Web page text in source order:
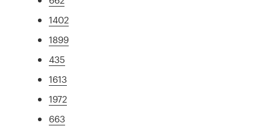
1402
1899
435
1613
1972
663